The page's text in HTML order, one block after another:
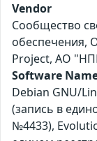
Vendor
Сообщество
обеспечения,
Project, АО
Software
Debian GNU/
(запись в
№4433),